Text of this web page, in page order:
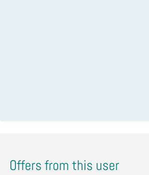
Offers from this user